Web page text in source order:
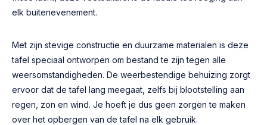
elk buitenevenement.
Met zijn stevige constructie en duurzame materialen is deze
tafel speciaal ontworpen om bestand te zijn tegen alle
weersomstandigheden. De weerbestendige behuizing zorgt
ervoor dat de tafel lang meegaat, zelfs bij blootstelling aan
regen, zon en wind. Je hoeft je dus geen zorgen te maken
over het opbergen van de tafel na elk gebruik.